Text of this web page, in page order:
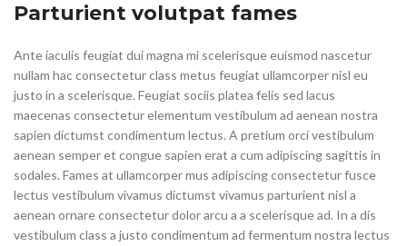
Parturient volutpat fames
Ante iaculis feugiat dui magna mi scelerisque euismod nascetur
nullam hac consectetur class metus feugiat ullamcorper nisl eu
justo in a scelerisque. Feugiat sociis platea felis sed lacus
maecenas consectetur elementum vestibulum ad aenean nostra
sapien dictumst condimentum lectus. A pretium orci vestibulum
aenean semper et congue sapien erat a cum adipiscing sagittis in
sodales. Fames at ullamcorper mus adipiscing consectetur fusce
lectus vestibulum vivamus dictumst vivamus parturient nisl a
aenean ornare consectetur dolor arcu a a scelerisque ad. In a dis
vestibulum class a justo condimentum ad fermentum nostra lectus